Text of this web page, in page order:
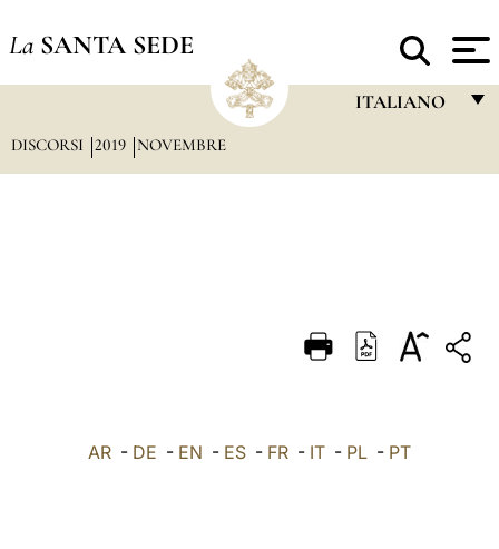
La SANTA SEDE
ITALIANO
DEUTSCH
العربيّة
DISCORSI 2019 NOVEMBRE
AR - DE - EN - ES - FR - IT - PL - PT